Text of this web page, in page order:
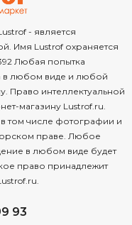
- является
Имя Lustrof охраняется
Любая попытка
в любом виде и любой
Право интеллектуальной
магазину Lustrof.ru.
том числе фотографии и
праве. Любое
в любом виде будет
право принадлежит
93